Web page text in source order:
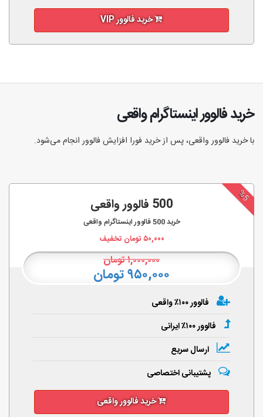
خرید فالوور VIP
خرید فالوور اینستاگرام واقعی
با خرید فالوور واقعی، پس از خرید فورا افزایش فالوور انجام‌ می‌شود.
%5 500 فالوور واقعی
خرید500فالوور اینستاگرام واقعی
۵۰,۰۰۰تومان تخفیف
۱,۰۰۰,۰۰۰تومان
۹۵۰,۰۰۰ تومان
فالوور ۱۰۰٪ واقعی
فالوور ۱۰۰٪ ایرانی
ارسال سریع
پشتیبانی اختصاصی
خرید فالوور واقعی